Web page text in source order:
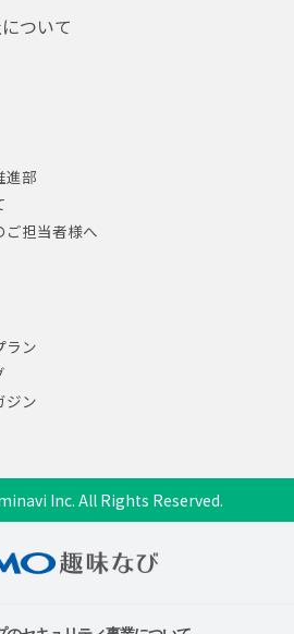
ついて
進部
ご担当者様へ
ラン
ジン
Inc. All Rights Reserved.